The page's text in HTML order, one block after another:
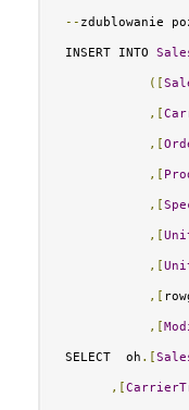
-- zdublowanie
INSERT INTO
([
,[
,[
,[
,[
,[
,[
,[
,[
SELECT  oh .[
,[